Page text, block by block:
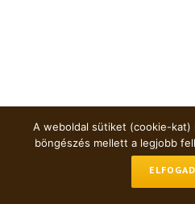
A weboldal sütiket (cookie-kat)
böngészés mellett a legjobb